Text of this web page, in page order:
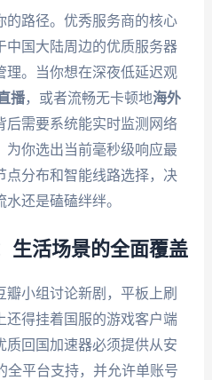
的路径。优秀服务商的核心
中国大陆周边的优质服务器
理。当你想在深夜低延迟观
播，或者流畅无卡顿地海外
后需要系统能实时监测网络
为你选出当前毫秒级响应最
点分布和智能线路选择，决
还是磕磕绊绊。
生活场景的全面覆盖
小组讨论新剧，平板上刷
还得挂着国服的游戏客户端
回国加速器必须提供从安
全平台支持，并允许单账号